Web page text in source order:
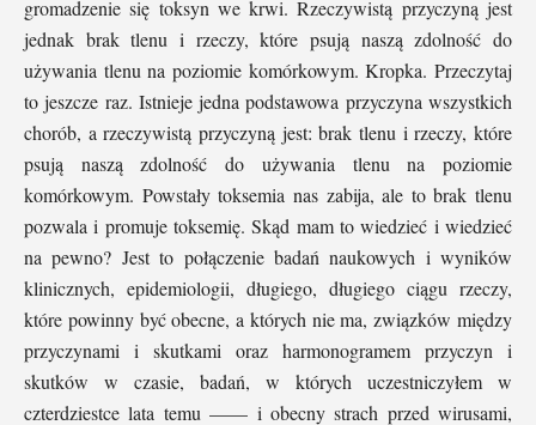
gromadzenie się toksyn we krwi. Rzeczywistą przyczyną jest
jednak brak tlenu i rzeczy, które psują naszą zdolność do
używania tlenu na poziomie komórkowym. Kropka. Przeczytaj
to jeszcze raz. Istnieje jedna podstawowa przyczyna wszystkich
chorób, a rzeczywistą przyczyną jest: brak tlenu i rzeczy, które
psują naszą zdolność do używania tlenu na poziomie
komórkowym. Powstały toksemia nas zabija, ale to brak tlenu
pozwala i promuje toksemię. Skąd mam to wiedzieć i wiedzieć
na pewno? Jest to połączenie badań naukowych i wyników
klinicznych, epidemiologii, długiego, długiego ciągu rzeczy,
które powinny być obecne, a których nie ma, związków między
przyczynami i skutkami oraz harmonogramem przyczyn i
skutków w czasie, badań, w których uczestniczyłem w
czterdziestce lata temu —— i obecny strach przed wirusami,